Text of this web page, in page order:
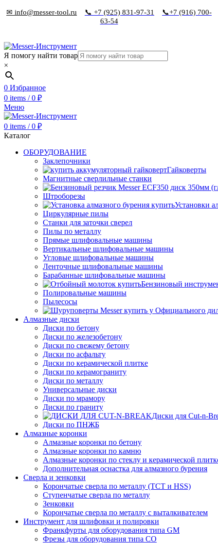
✉ info@messer-tool.ru 📞 +7 (925) 831-97-31
📞+7 (916) 700-
63-54
Я помогу найти товар
×
0 Избранное
0 items / 0 ₽
Меню
0 items / 0 ₽
Каталог
ОБОРУДОВАНИЕ
Заклепочники
Гайковерты
Магнитные сверлильные станки
Штроборезы
Установки
Циркулярные пилы
Станки для заточки сверел
Пилы по металлу
Прямые шлифовальные машины
Вертикальные шлифовальные машины
Угловые шлифовальные машины
Ленточные шлифовальные машины
Барабанные шлифовальные машины
Бензиновый
Полировальные машины
Пылесосы
Алмазные диски
Диски по бетону
Диски по железобетону
Диски по свежему бетону
Диски по асфальту
Диски по керамической плитке
Диски по керамограниту
Диски по металлу
Универсальные диски
Диски по мрамору
Диски по граниту
Диски для Cut-n-
Диски по ПНЖБ
Алмазные коронки
Алмазные коронки по бетону
Алмазные коронки по камню
Алмазные коронки по стеклу и керамической
Дополнительная оснастка для алмазного бурения
Сверла и зенковки
Корончатые сверла по металлу (TCT и HSS)
Ступенчатые сверла по металлу
Зенковки
Корончатые сверла по металлу c выталкивателем
Инструмент для шлифовки и полировки
Франкфурты для оборудования типа GM
Фрезы для оборудования типа СО